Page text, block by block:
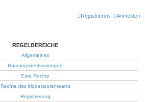
Anmelden
Registrieren
REGELBEREICHE
Allgemeines
Nutzungsbestimmungen
Eure Rechte
Rechte des Moderatorenteams
Registrierung